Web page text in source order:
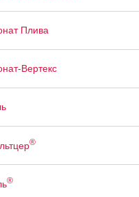
Плива
Вертекс
®
®